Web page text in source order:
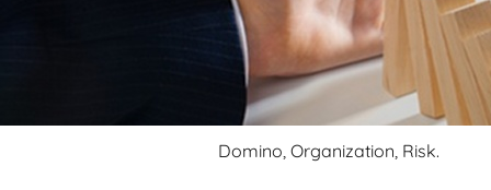
Domino, Organization, Risk.